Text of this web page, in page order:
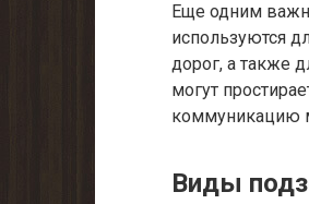
Еще одним
используются
дорог, а также
могут
коммуникацию
Виды